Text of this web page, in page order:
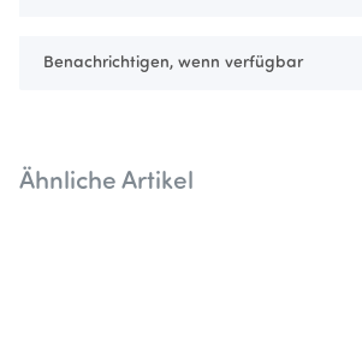
Benachrichtigen, wenn verfügbar
Ähnliche Artikel